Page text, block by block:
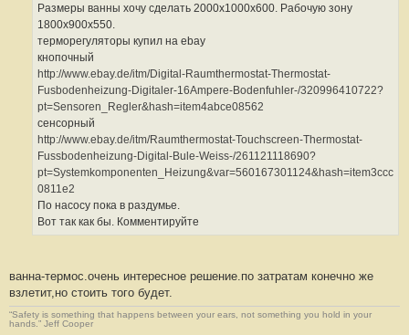
Размеры ванны хочу сделать 2000х1000х600. Рабочую зону
1800х900х550.
терморегуляторы купил на ebay
кнопочный
http://www.ebay.de/itm/Digital-Raumthermostat-Thermostat-
Fusbodenheizung-Digitaler-16Ampere-Bodenfuhler-/320996410722?
pt=Sensoren_Regler&hash=item4abce08562
сенсорный
http://www.ebay.de/itm/Raumthermostat-Touchscreen-Thermostat-
Fussbodenheizung-Digital-Bule-Weiss-/261121118690?
pt=Systemkomponenten_Heizung&var=560167301124&hash=item3ccc
0811e2
По насосу пока в раздумье.
Вот так как бы. Комментируйте
ванна-термос.очень интересное решение.по затратам конечно же
взлетит,но стоить того будет.
“Safety is something that happens between your ears, not something you hold in your
hands.” Jeff Cooper